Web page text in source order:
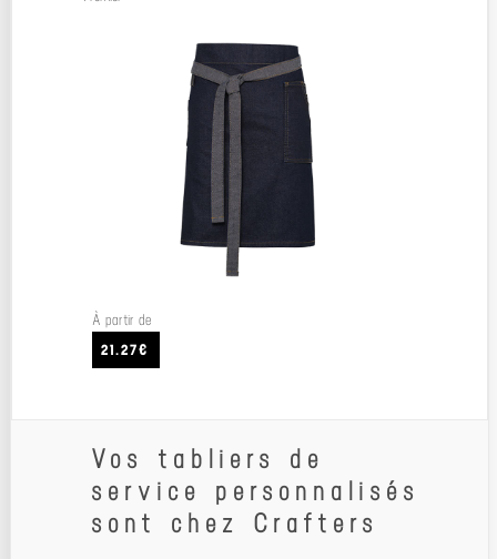
À partir de
21.27€
Vos tabliers de
service personnalisés
sont chez Crafters